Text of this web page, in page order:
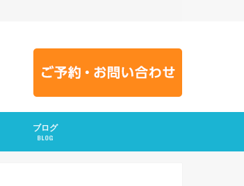
ブログ
BLOG